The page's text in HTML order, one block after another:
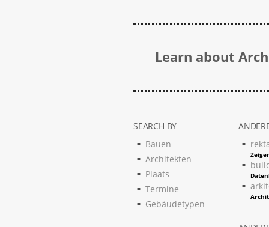
Learn about
SEARCH BY
Bauen
Architekten
Plaats
Termine
Gebäudetypen